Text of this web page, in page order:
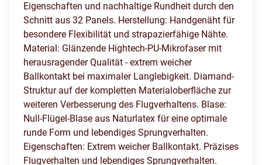
Eigenschaften und nachhaltige Rundheit durch den
Schnitt aus 32 Panels. Herstellung: Handgenäht für
besondere Flexibilität und strapazierfähige Nähte.
Material: Glänzende Hightech-PU-Mikrofaser mit
herausragender Qualität - extrem weicher
Ballkontakt bei maximaler Langlebigkeit. Diamand-
Struktur auf der kompletten Materialoberfläche zur
weiteren Verbesserung des Flugverhaltens. Blase:
Null-Flügel-Blase aus Naturlatex für eine optimale
runde Form und lebendiges Sprungverhalten.
Eigenschaften: Extrem weicher Ballkontakt. Präzises
Flugverhalten und lebendiges Sprungverhalten.